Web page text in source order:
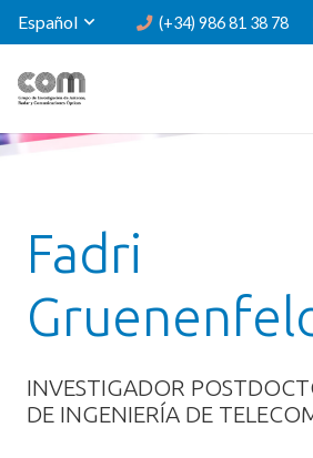
Español (+34) 986 81 38 78
Fadri
INVESTIGADOR
DE INGENIERÍA DE